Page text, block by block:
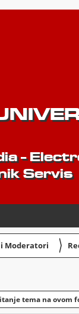
-
Servis
Moderatori 〉
tema na ovom